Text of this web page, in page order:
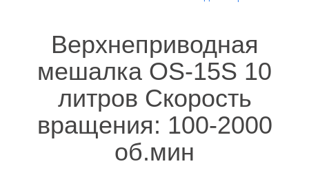
Верхнеприводная
мешалка ОS-15S 10
литров Скорость
вращения: 100-2000
об.мин